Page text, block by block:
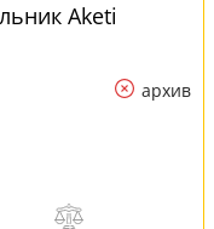
Aketi
архив